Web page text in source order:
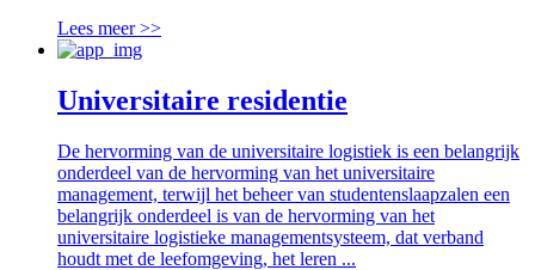
Lees meer >>
Universitaire residentie
De hervorming van de universitaire logistiek is een belangrijk
onderdeel van de hervorming van het universitaire
management, terwijl het beheer van studentenslaapzalen een
belangrijk onderdeel is van de hervorming van het
universitaire logistieke managementsysteem, dat verband
houdt met de leefomgeving, het leren ...